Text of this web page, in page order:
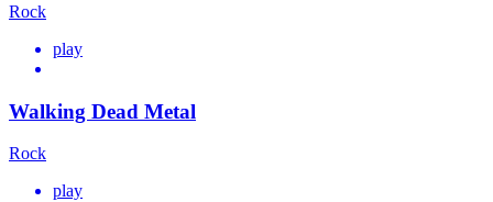
Rock
play
Walking Dead Metal
Rock
play